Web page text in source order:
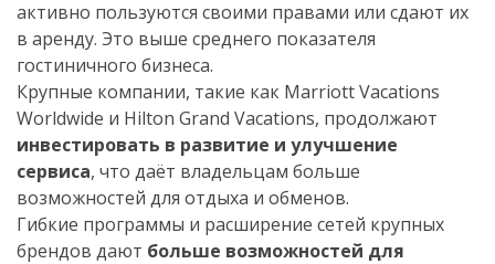
активно пользуются своими правами или сдают их
в аренду. Это выше среднего показателя
гостиничного бизнеса.
Крупные компании, такие как MarriottVacations
Worldwide и Hilton Grand Vacations, продолжают
инвестировать в развитие и улучшение
сервиса, что даёт владельцам больше
возможностей для отдыха и обменов.
Гибкие программы и расширение сетей крупных
брендов дают больше возможностей для